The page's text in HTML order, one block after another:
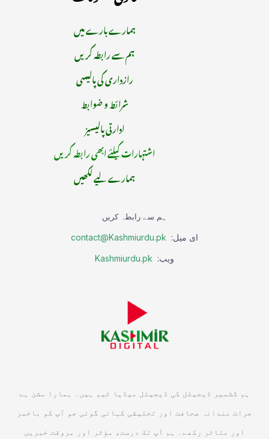
ہمارے بارے میں
ہم سے رابطہ کریں
رازداری کی پالیسی
شرائط و ضوابط
ادارتی پالیسیز
اشتہارات کیلئے ابھی رابطہ کریں
ہمارے لیے لکھیں
ہم سے رابطہ کریں
ای میل: contact@Kashmiurdu.pk
ویب: Kashmiurdu.pk
ہم کشمیر ڈیجیٹل کی ڈیجیٹل میڈیا ٹیم ہیں۔ ہمارا مشن ہے
جرات مندانہ صحافت اور تخلیقی کہانی گوئی جو آپ کو باخبر
اور متاثر رکھے۔ ہم آپ تک درست، مؤثر اور بروقت خبریں